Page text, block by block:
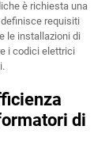
è richiesta una
requisiti
le installazioni di
i codici elettrici
di